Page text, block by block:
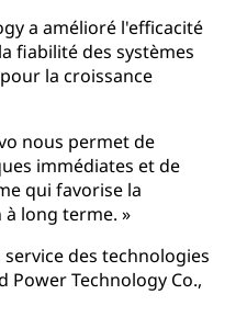
a amélioré l'efficacité
fiabilité des systèmes
la croissance
nous permet de
immédiates et de
qui favorise la
long terme. »
des technologies
Technology Co.,